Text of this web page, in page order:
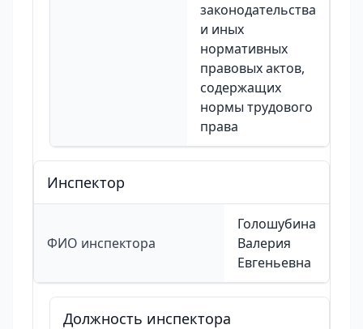
законодательства
и иных
нормативных
правовых актов,
содержащих
нормы трудового
права
Инспектор
ФИО инспектора
Голошубина
Валерия
Евгеньевна
Должность инспектора